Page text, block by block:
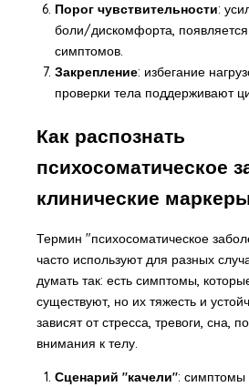
Порог чувствительности:
боли/дискомфорта, появляется
симптомов.
Закрепление: избегание
проверки тела поддерживают
Как распознать
психосоматическое
клинические
Термин "психосоматическое
часто используют для разных
думать так: есть симптомы,
существуют, но их тяжесть и
зависят от стресса, тревоги, сна,
внимания к телу.
Сценарий "качели": симптомы